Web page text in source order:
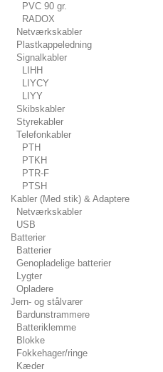
PVC 90 gr.
RADOX
Netværkskabler
Plastkappeledning
Signalkabler
LIHH
LIYCY
LIYY
Skibskabler
Styrekabler
Telefonkabler
PTH
PTKH
PTR-F
PTSH
Kabler (Med stik) & Adaptere
Netværkskabler
USB
Batterier
Batterier
Genopladelige batterier
Lygter
Opladere
Jern- og stålvarer
Bardunstrammere
Batteriklemme
Blokke
Fokkehager/ringe
Kæder